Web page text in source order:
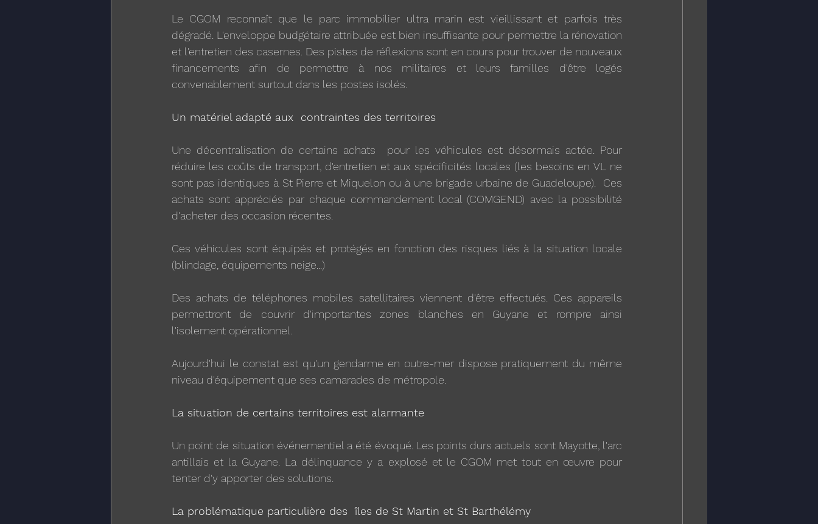
Le CGOM reconnaît que le parc immobilier ultra marin est vieillissant et parfois très
dégradé. L'enveloppe budgétaire attribuée est bien insuffisante pour permettre la rénovation
et l'entretien des casernes. Des pistes de réflexions sont en cours pour trouver de nouveaux
financements afin de permettre à nos militaires et leurs familles d'être logés
convenablement surtout dans les postes isolés.
Un matériel adapté aux  contraintes des territoires
Une décentralisation de certains achats  pour les véhicules est désormais actée. Pour
réduire les coûts de transport, d'entretien et aux spécificités locales (les besoins en VL ne
sont pas identiques à St Pierre et Miquelon ou à une brigade urbaine de Guadeloupe).  Ces
achats sont appréciés par chaque commandement local (COMGEND) avec la possibilité
d'acheter des occasion récentes.
Ces véhicules sont équipés et protégés en fonction des risques liés à la situation locale
(blindage, équipements neige...)
Des achats de téléphones mobiles satellitaires viennent d'être effectués. Ces appareils
permettront de couvrir d'importantes zones blanches en Guyane et rompre ainsi
l'isolement opérationnel.
Aujourd'hui le constat est qu'un gendarme en outre-mer dispose pratiquement du même
niveau d'équipement que ses camarades de métropole.
La situation de certains territoires est alarmante
Un point de situation événementiel a été évoqué. Les points durs actuels sont Mayotte, l'arc
antillais et la Guyane. La délinquance y a explosé et le CGOM met tout en œuvre pour
tenter d'y apporter des solutions.
La problématique particulière des  îles de St Martin et St Barthélémy